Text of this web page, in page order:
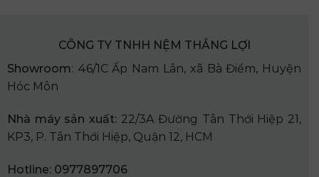
CÔNG TY TNHH NỆM THẮNG LỢI
Showroom: 46/1C Ấp Nam Lân, xã Bà Điểm, Huyện
Hóc Môn
Nhà máy sản xuất: 22/3A Đường Tân Thới Hiệp 21,
KP3, P. Tân Thới Hiệp, Quận 12, HCM
Hotline: 0977897706